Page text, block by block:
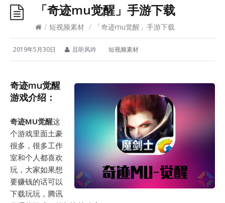
「奇迹mu觉醒」手游下载
/ 短视频素材 / 「奇迹mu觉醒」手游下载
2019年5月30日 且听风吟 短视频素材
奇迹mu觉醒
游戏介绍：
奇迹MU觉醒这
个游戏里面土豪
很多，很多工作
室和个人都喜欢
玩，大家如果想
要赚钱的话可以
下载玩玩，腾讯